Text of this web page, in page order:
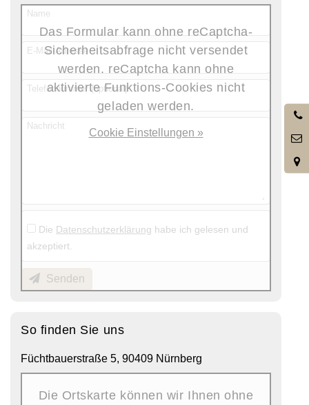
Name
E-Mail-Adresse
Telefonnummer (optional)
Nachricht
Die Datenschutzerklärung habe ich gelesen und
akzeptiert.
Senden
Das Formular kann ohne reCaptcha-
Sicherheitsabfrage nicht versendet
werden. reCaptcha kann ohne
aktivierte Funktions-Cookies nicht
geladen werden.
Cookie Einstellungen »
So finden Sie uns
Füchtbauerstraße 5, 90409 Nürnberg
Die Ortskarte können wir Ihnen ohne